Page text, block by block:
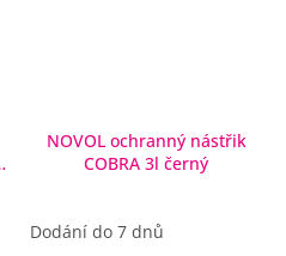
NOVOL ochranný nástřik
COBRA 3l černý
Dodání do 7 dnů